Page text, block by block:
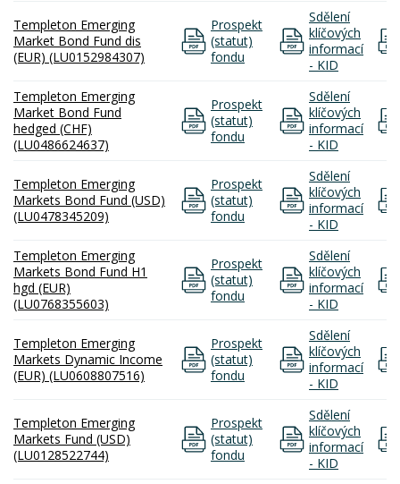
Templeton Emerging
Market Bond Fund dis
(EUR) (LU0152984307)
Prospekt
(statut)
fondu
Sdělení
klíčových
informací
- KID
Templeton Emerging
Market Bond Fund
hedged (CHF)
(LU0486624637)
Prospekt
(statut)
fondu
Sdělení
klíčových
informací
- KID
Templeton Emerging
Markets Bond Fund (USD)
(LU0478345209)
Prospekt
(statut)
fondu
Sdělení
klíčových
informací
- KID
Templeton Emerging
Markets Bond Fund H1
hgd (EUR)
(LU0768355603)
Prospekt
(statut)
fondu
Sdělení
klíčových
informací
- KID
Templeton Emerging
Markets Dynamic Income
(EUR) (LU0608807516)
Prospekt
(statut)
fondu
Sdělení
klíčových
informací
- KID
Templeton Emerging
Markets Fund (USD)
(LU0128522744)
Prospekt
(statut)
fondu
Sdělení
klíčových
informací
- KID